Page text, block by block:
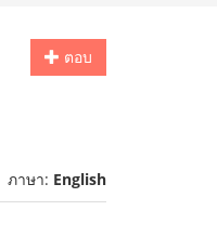
ตอบ
ภาษา: English